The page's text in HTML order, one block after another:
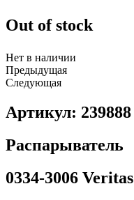
Out of stock
Нет в наличии
Предыдущая
Следующая
Артикул: 239888
Распарыватель
0334-3006 Veritas